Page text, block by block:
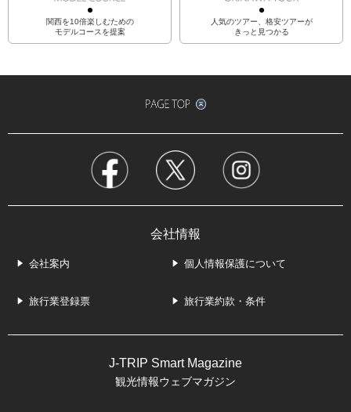
関西を10倍楽しむための
モデルコースを提案
人気のツアー、格安ツアーが
きっと見つかる
会社情報
会社案内 個人情報保護について
旅行業登録票 旅行業約款・条件
J-TRIP Smart Magazine
観光情報ウェブマガジン